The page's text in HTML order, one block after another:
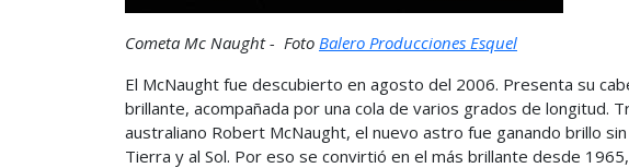
Cometa Mc Naught - Foto Balero Producciones Esquel
El McNaught fue descubierto en agosto del 2006. Presenta su
brillante, acompañada por una cola de varios grados de longitud.
australiano Robert McNaught, el nuevo astro fue ganando brillo
Tierra y al Sol. Por eso se convirtió en el más brillante desde